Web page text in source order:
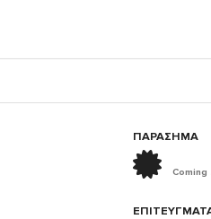
ΠΑΡΑΣΗΜΑ
Coming